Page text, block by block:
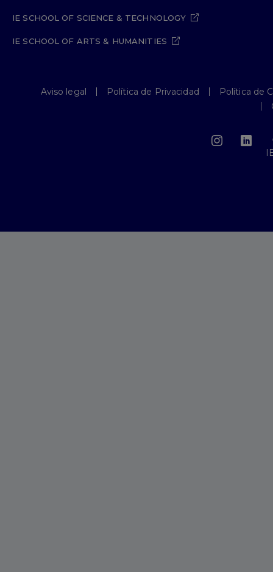
IE SCHOOL OF SCIENCE & TECHNOLOGY
IE SCHOOL OF ARTS & HUMANITIES
Aviso legal Política de Privacidad
Política de